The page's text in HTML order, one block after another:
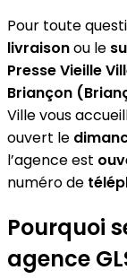
Pour toute
livraisonou le
Presse Vieille
Briançon
Ville vous
ouvert le
l’agence est
numéro de
Pourquoi
agence